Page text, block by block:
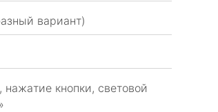
вариант)
кнопки, световой